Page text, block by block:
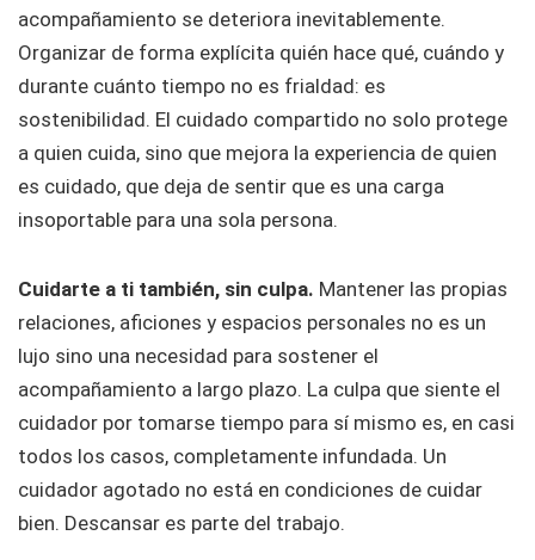
acompañamiento se deteriora inevitablemente.
Organizar de forma explícita quién hace qué, cuándo y
durante cuánto tiempo no es frialdad: es
sostenibilidad. El cuidado compartido no solo protege
a quien cuida, sino que mejora la experiencia de quien
es cuidado, que deja de sentir que es una carga
insoportable para una sola persona.
Cuidarte a ti también, sin culpa. Mantener las propias
relaciones, aficiones y espacios personales no es un
lujo sino una necesidad para sostener el
acompañamiento a largo plazo. La culpa que siente el
cuidador por tomarse tiempo para sí mismo es, en casi
todos los casos, completamente infundada. Un
cuidador agotado no está en condiciones de cuidar
bien. Descansar es parte del trabajo.